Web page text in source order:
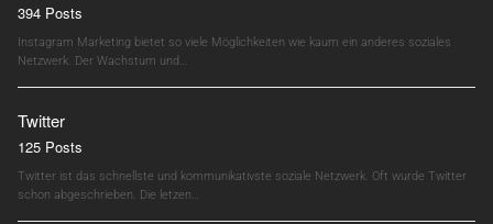
394 Posts
Instagram Marketing bietet so viele Möglichkeiten wie kaum ein anderes soziales
Netzwerk. Der Wachstum und…
Twitter
125 Posts
Twitter ist das schnellste und kommunikativste soziale Netzwerk. Oft wurde Twitter
schon abgeschrieben. Die letzen…